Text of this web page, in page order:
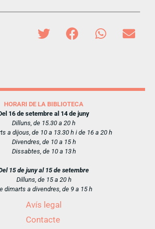
HORARI DE LA BIBLIOTECA
16 de setembre al 14 de juny
Dilluns, de 15.30 a 20 h
a dijous, de 10 a 13.30 h i de 16 a 20 h
Divendres, de 10 a 15 h
Dissabtes, de 10 a 13 h
15 de juny al 15 de setembre
Dilluns, de 15 a 20 h
dimarts a divendres, de 9 a 15 h
Avís legal
Contacte